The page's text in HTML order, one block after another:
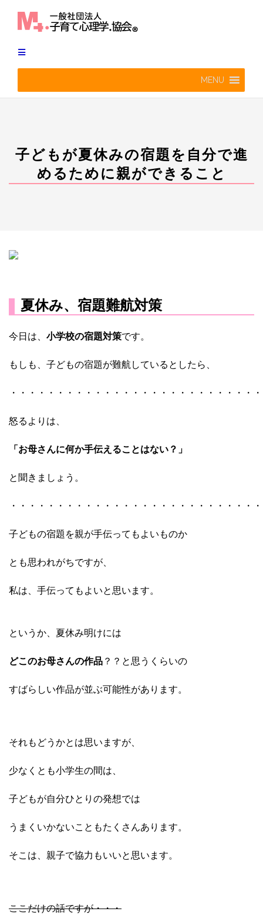
MENU
子どもが夏休みの宿題を自分で進
めるために親ができること
夏休み、宿題難航対策
今日は、 小学校の宿題対策です。
もしも、子どもの宿題が難航しているとしたら、
・・・・・・・・・・・・・・・・・・・・・・・・・・
怒るよりは、
「お母さんに何か手伝えることはない？」
と聞きましょう。
・・・・・・・・・・・・・・・・・・・・・・・・・・
子どもの宿題を親が手伝ってもよいものか
とも思われがちですが、
私は、手伝ってもよいと思います。
というか、夏休み明けには
どこのお母さんの作品 ？？と思うくらいの
すばらしい作品が並ぶ可能性があります。
それもどうかとは思いますが、
少なくとも小学生の間は、
子どもが自分ひとりの発想では
うまくいかないこともたくさんあります。
そこは、親子で協力もいいと思います。
ここだけの話ですが・・・